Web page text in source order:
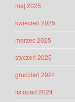
maj 2025
kwiecień 2025
marzec 2025
styczeń 2025
grudzień 2024
listopad 2024